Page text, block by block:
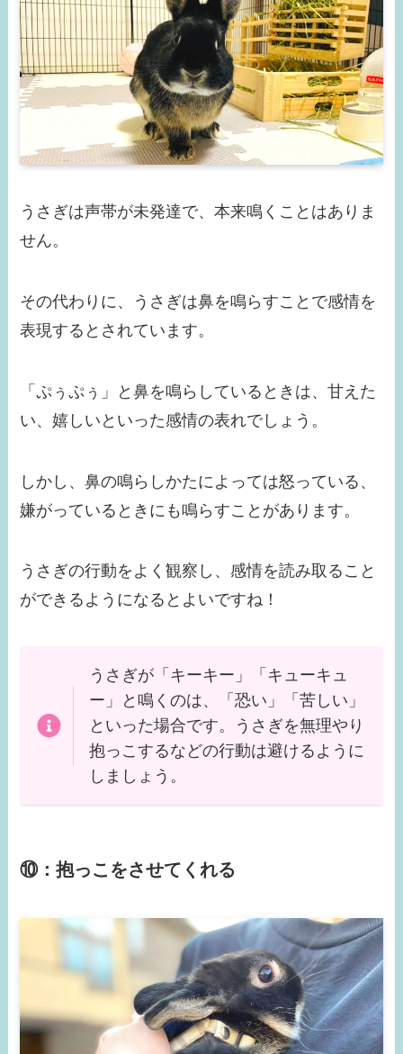
うさぎは声帯が未発達で、本来鳴くことはありま
せん。
その代わりに、うさぎは鼻を鳴らすことで感情を
表現するとされています。
「ぷぅぷぅ」と鼻を鳴らしているときは、甘えた
い、嬉しいといった感情の表れでしょう。
しかし、鼻の鳴らしかたによっては怒っている、
嫌がっているときにも鳴らすことがあります。
うさぎの行動をよく観察し、感情を読み取ること
ができるようになるとよいですね！
うさぎが「キーキー」「キューキュ
ー」と鳴くのは、「恐い」「苦しい」
といった場合です。うさぎを無理やり
抱っこするなどの行動は避けるように
しましょう。
⑩：抱っこをさせてくれる